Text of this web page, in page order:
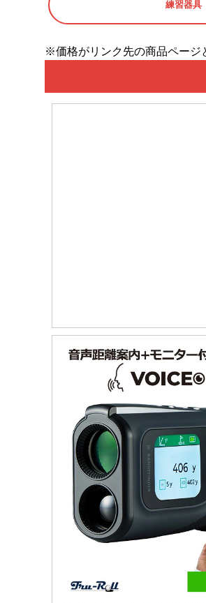
練習器具
※価格がリンク先の商品ページ